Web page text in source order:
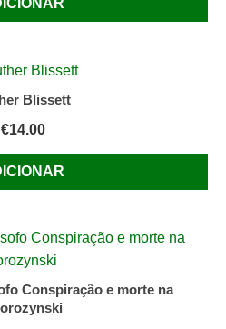
Blissett
€14.00
Conspiração e morte na